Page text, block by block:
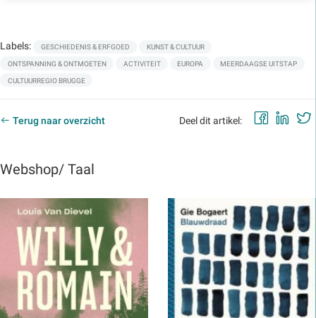
Labels: GESCHIEDENIS & ERFGOED KUNST & CULTUUR
ONTSPANNING & ONTMOETEN ACTIVITEIT EUROPA MEERDAAGSE UITSTAP
CULTUURREGIO BRUGGE
Terug naar overzicht Deel dit artikel:
Webshop/ Taal